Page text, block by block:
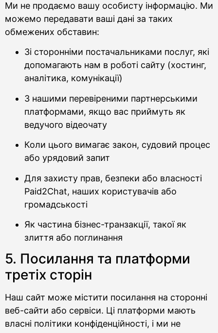
Ми не продаємо вашу особисту інформацію. Ми
можемо передавати ваші дані за таких
обмежених обставин:
Зі сторонніми постачальниками послуг, які
допомагають нам в роботі сайту (хостинг,
аналітика, комунікації)
З нашими перевіреними партнерськими
платформами, якщо вас приймуть як
ведучого відеочату
Коли цього вимагає закон, судовий процес
або урядовий запит
Для захисту прав, безпеки або власності
Paid2Chat, наших користувачів або
громадськості
Як частина бізнес-транзакції, такої як
злиття або поглинання
5. Посилання та платформи
третіх сторін
Наш сайт може містити посилання на сторонні
веб-сайти або сервіси. Ці платформи мають
власні політики конфіденційності, і ми не